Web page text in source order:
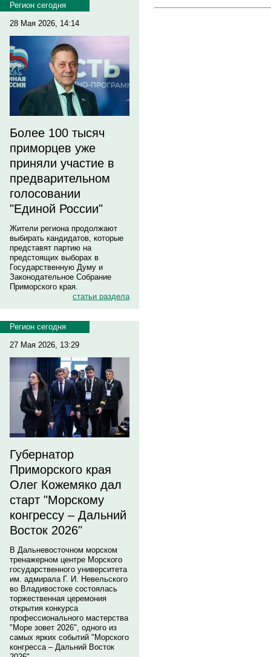
Регион сегодня
28 Мая 2026, 14:14
Более 100 тысяч
приморцев уже
приняли участие в
предварительном
голосовании
"Единой России"
Жители региона продолжают
выбирать кандидатов, которые
представят партию на
предстоящих выборах в
Государственную Думу и
Законодательное Собрание
Приморского края.
статьи раздела
Регион сегодня
27 Мая 2026, 13:29
Губернатор
Приморского края
Олег Кожемяко дал
старт "Морскому
конгрессу – Дальний
Восток 2026"
В Дальневосточном морском
тренажерном центре Морского
государственного университета
им. адмирала Г. И. Невельского
во Владивостоке состоялась
торжественная церемония
открытия конкурса
профессионального мастерства
"Море зовет 2026", одного из
самых ярких событий "Морского
конгресса – Дальний Восток